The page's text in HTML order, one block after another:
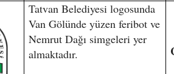
Tatvan Belediyesi logosunda
Van Gölünde yüzen feribot ve
Nemrut Dağı simgeleri yer
almaktadır.